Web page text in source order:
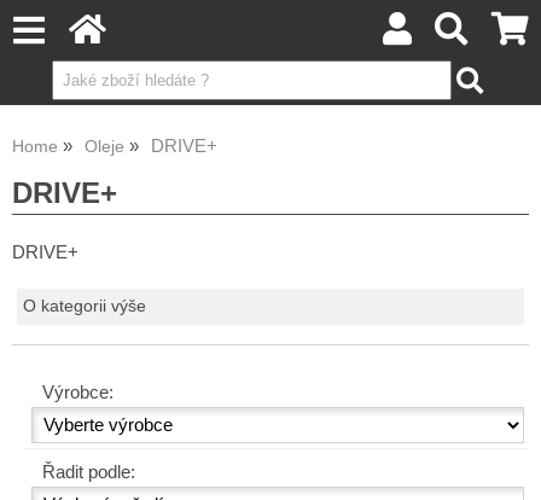
Home Oleje DRIVE+
DRIVE+
DRIVE+
O kategorii výše
Výrobce:
Řadit podle: